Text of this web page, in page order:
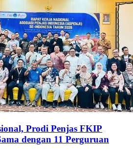
Prodi Penjas FKIP
dengan 11 Perguruan